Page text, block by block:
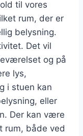
til vores
rum, der er
belysning.
Det vil
og på
lys,
i stuen kan
eller
Der kan være
rum, både ved